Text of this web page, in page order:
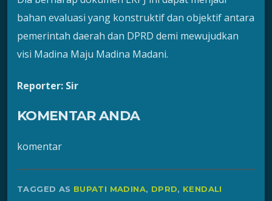
bahan evaluasi yang konstruktif dan objektif antara
pemerintah daerah dan DPRD demi mewujudkan
visi Madina Maju Madina Madani.
Reporter: Sir
KOMENTAR ANDA
komentar
TAGGED AS BUPATI MADINA, DPRD, KENDALI